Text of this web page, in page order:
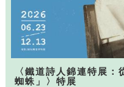
〈鐵道詩人錦連特展
蜘蛛」〉特展